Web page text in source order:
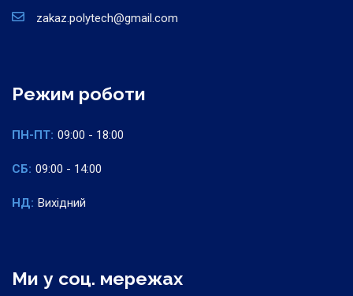
zakaz.polytech@gmail.com
Режим роботи
ПН-ПТ: 09:00 - 18:00
СБ: 09:00 - 14:00
НД: Вихідний
Ми у соц. мережах